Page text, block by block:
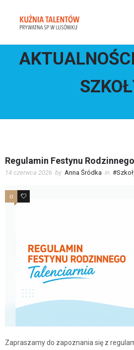
Regulamin Festynu
14 czerwca 2026 by Anna Śródka in
0 0
Zapraszamy do zapoznania się z